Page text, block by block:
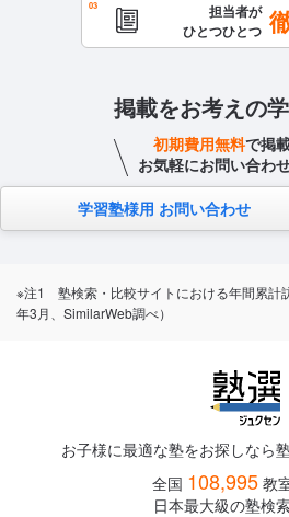
担当者が
ひとつひとつ
掲載をお考えの
初期費用無料で掲
お気軽にお問い合わ
学習塾様用 お問い合わせ
※注1 塾検索・比較サイトにおける年間累計
年3月、SimilarWeb調べ）
お子様に最適な塾をお探しなら
全国 108,995 教
日本最大級の塾検